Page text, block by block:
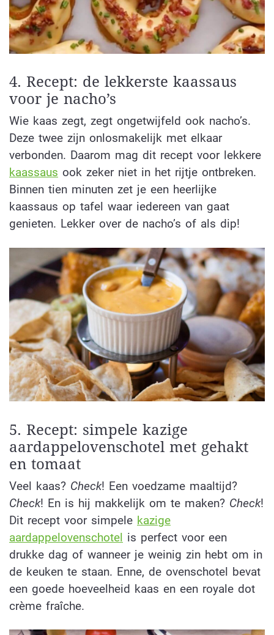
4. Recept: de lekkerste kaassaus
voor je nacho’s
Wie kaas zegt, zegt ongetwijfeld ook nacho’s.
Deze twee zijn onlosmakelijk met elkaar
verbonden. Daarom mag dit recept voor lekkere
kaassaus ook zeker niet in het rijtje ontbreken.
Binnen tien minuten zet je een heerlijke
kaassaus op tafel waar iedereen van gaat
genieten. Lekker over de nacho’s of als dip!
5. Recept: simpele kazige
aardappelovenschotel met gehakt
en tomaat
Veel kaas? Check! Een voedzame maaltijd?
Check! En is hij makkelijk om te maken? Check!
Dit recept voor simpele kazige
aardappelovenschotel is perfect voor een
drukke dag of wanneer je weinig zin hebt om in
de keuken te staan. Enne, de ovenschotel bevat
een goede hoeveelheid kaas en een royale dot
crème fraîche.